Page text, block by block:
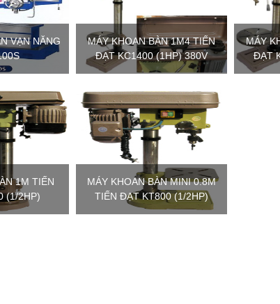
VẠN NĂNG
MÁY KHOAN BÀN 1M4 TIẾN
ĐẠT KC1400 (1HP) 380V
MÁY
ĐẠT
1M TIẾN
(1/2HP)
MÁY KHOAN BÀN MINI 0.8M
TIẾN ĐẠT KT800 (1/2HP)